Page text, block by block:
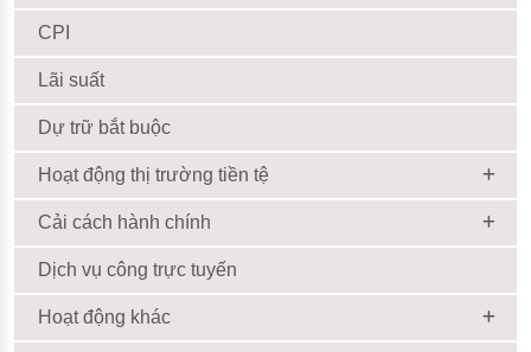
CPI
Lãi suất
Dự trữ bắt buộc
Hoạt động thị trường tiền tệ
Cải cách hành chính
Dịch vụ công trực tuyến
Hoạt động khác